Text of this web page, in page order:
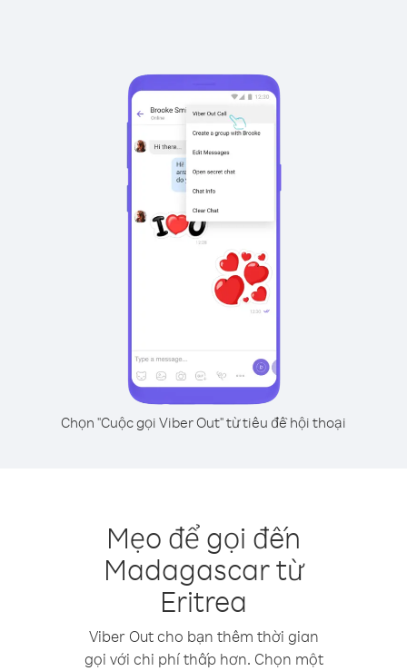
Chọn "Cuộc gọi Viber Out" từ tiêu đề hội thoại
Mẹo để gọi đến
Madagascar từ
Eritrea
Viber Out cho bạn thêm thời gian
gọi với chi phí thấp hơn. Chọn một